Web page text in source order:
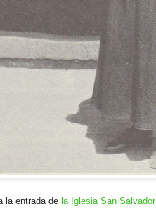
la entrada de la Iglesia San Salvador